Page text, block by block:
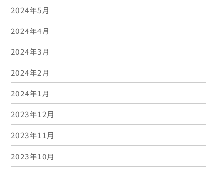
2024年5月
2024年4月
2024年3月
2024年2月
2024年1月
2023年12月
2023年11月
2023年10月